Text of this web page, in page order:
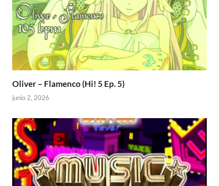
Oliver – Flamenco (Hi! 5 Ep. 5)
junio 2, 2026